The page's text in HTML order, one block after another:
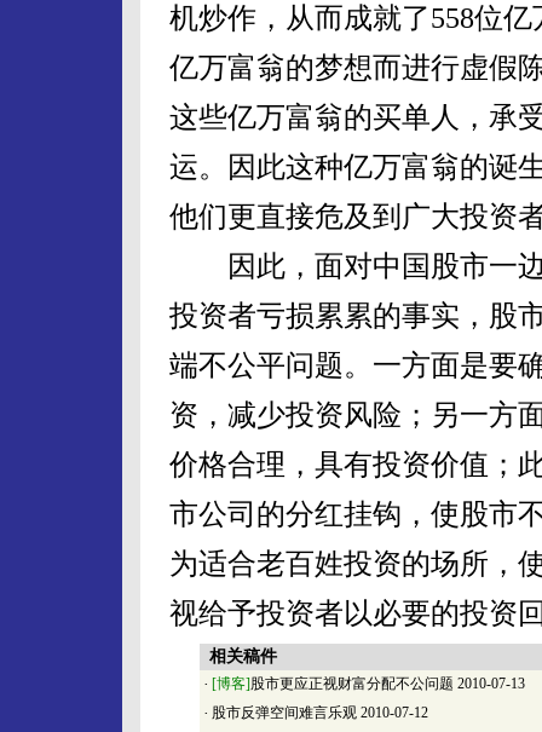
机炒作，从而成就了558位
亿万富翁的梦想而进行虚假
这些亿万富翁的买单人，承
运。因此这种亿万富翁的诞
他们更直接危及到广大投资
因此，面对中国股市一边
投资者亏损累累的事实，股
端不公平问题。一方面是要
资，减少投资风险；另一方
价格合理，具有投资价值；
市公司的分红挂钩，使股市
为适合老百姓投资的场所，
视给予投资者以必要的投资
相关稿件
· [博客]股市更应正视财富分配不公问题 2010-07-13
· 股市反弹空间难言乐观 2010-07-12